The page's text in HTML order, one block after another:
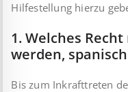
Hilfestellung hierzu
1. Welches
werden,
Bis zum Inkrafttreten